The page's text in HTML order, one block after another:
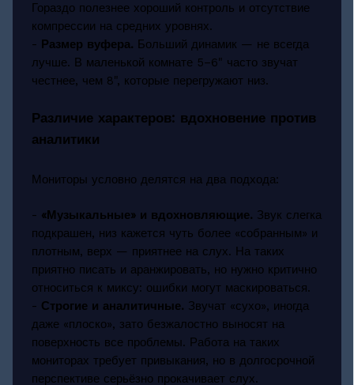
Гораздо полезнее хороший контроль и отсутствие
компрессии на средних уровнях.
- Размер вуфера. Больший динамик — не всегда
лучше. В маленькой комнате 5–6" часто звучат
честнее, чем 8", которые перегружают низ.
Различие характеров: вдохновение против
аналитики
Мониторы условно делятся на два подхода:
- «Музыкальные» и вдохновляющие. Звук слегка
подкрашен, низ кажется чуть более «собранным» и
плотным, верх — приятнее на слух. На таких
приятно писать и аранжировать, но нужно критично
относиться к миксу: ошибки могут маскироваться.
- Строгие и аналитичные. Звучат «сухо», иногда
даже «плоско», зато безжалостно выносят на
поверхность все проблемы. Работа на таких
мониторах требует привыкания, но в долгосрочной
перспективе серьёзно прокачивает слух.